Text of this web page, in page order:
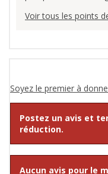
Voir tous les points
Soyez le premier à
Postez un avis et
réduction.
Aucun avis pour le